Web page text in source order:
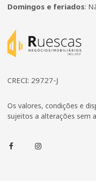
Domingos e feriados:
Página inicial
CRECI: 29727-J
Os valores, condições e
sujeitos a alterações sem
FacebookInstagram